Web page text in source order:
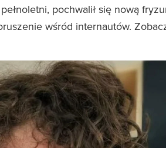
pochwalił się nową
wśród internautów.